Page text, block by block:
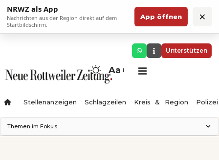
NRWZ als App
Nachrichten aus der Region direkt auf dem
Startbildschirm.
App öffnen ×
Unterstützen
Aa
Stellenanzeigen Schlagzeilen Kreis & Region Polizei
Themen im Fokus